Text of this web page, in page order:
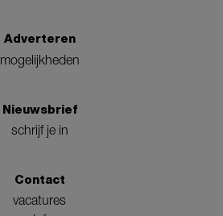
Adverteren
mogelijkheden
Nieuwsbrief
schrijf je in
Contact
vacatures